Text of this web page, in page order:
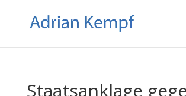
Staatsanklage